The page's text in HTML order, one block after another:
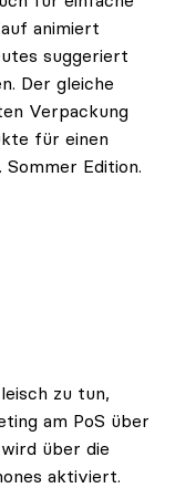
animiert
suggeriert
Der gleiche
Verpackung
für einen
Edition.
zu tun,
am PoS über
über die
aktiviert.